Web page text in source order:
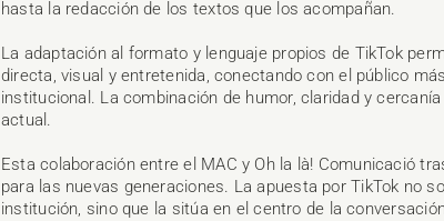
hasta la redacción de los textos que los acompañan.
La adaptación al formato y lenguaje propios de TikTok
directa, visual y entretenida, conectando con el público
institucional. La combinación de humor, claridad y
actual.
Esta colaboración entre el MAC y Oh la là! Comunicació
para las nuevas generaciones. La apuesta por TikTok no
institución, sino que la sitúa en el centro de la